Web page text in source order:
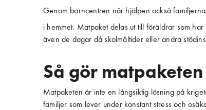
Genom barncentren når hjälpen också familjerna
i hemmet. Matpaket delas ut till föräldrar som
även de dagar då skolmåltider eller andra
Så gör
Matpaketen är inte en långsiktig lösning på
familjer som lever under konstant stress och